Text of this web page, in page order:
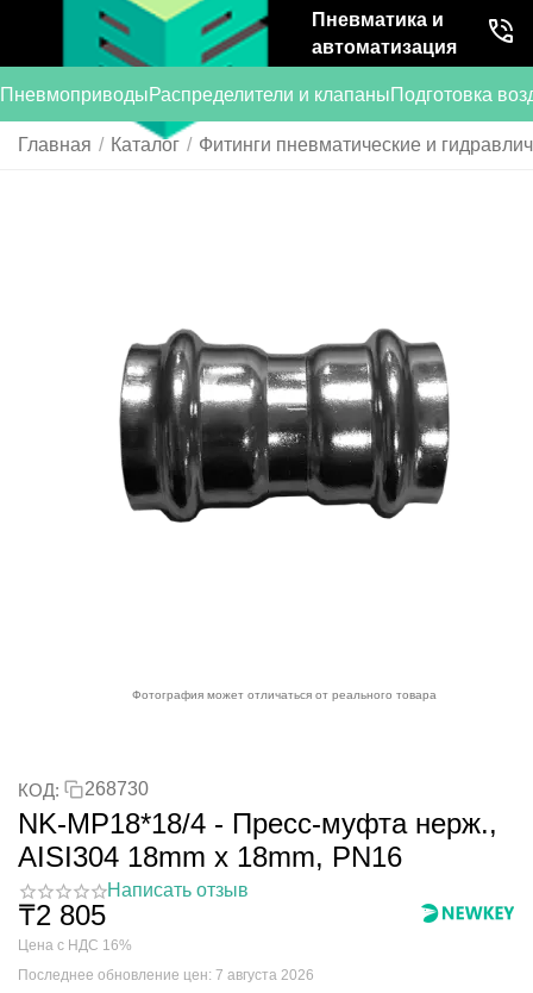
Пневматика и
автоматизация
ПневмоприводыРаспределители и клапаныПодготовка
Главная / Каталог / Фитинги пневматические и
Фотография может отличаться от реального товара
КОД: 268730
NK-MP18*18/4 - Пресс-муфта нерж.,
AISI304 18mm x 18mm, PN16
Написать отзыв
₸2 805
Цена с НДС 16%
Последнее обновление цен: 7 августа 2026